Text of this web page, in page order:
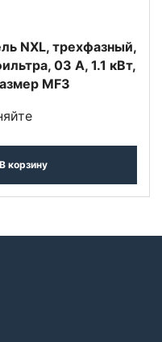
NXL, трехфазный,
03 A, 1.1 кВт,
MF3
В корзину